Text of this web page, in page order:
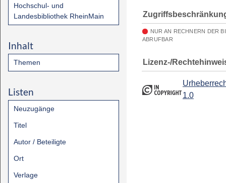
Hochschul- und
Landesbibliothek RheinMain
Inhalt
Themen
Listen
Neuzugänge
Titel
Autor / Beteiligte
Ort
Verlage
NUR AN RECHNERN DER
ABRUFBAR
Lizenz-/
1.0